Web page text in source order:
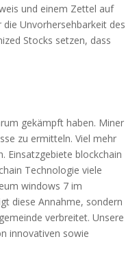
und einem Zettel auf
Unvorhersehbarkeit des
Stocks setzen, dass
gekämpft haben. Miner
zu ermitteln. Viel mehr
Einsatzgebiete blockchain
Technologie viele
windows 7 im
diese Annahme, sondern
verbreitet. Unsere
innovativen sowie